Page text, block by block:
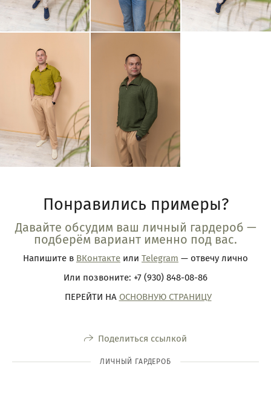
Понравились примеры?
Давайте обсудим ваш личный гардероб —
подберём вариант именно под вас.
Напишите в ВКонтакте или Telegram — отвечу лично
Или позвоните: +7 (930) 848-08-86
ПЕРЕЙТИ НА ОСНОВНУЮ СТРАНИЦУ
Поделиться ссылкой
ЛИЧНЫЙ ГАРДЕРОБ